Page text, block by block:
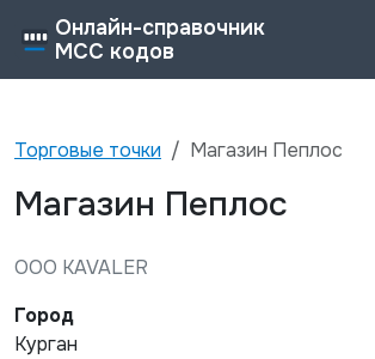
Онлайн-справочник
MCC кодов
Торговые точки Магазин Пеплос
Магазин Пеплос
OOO KAVALER
Город
Курган